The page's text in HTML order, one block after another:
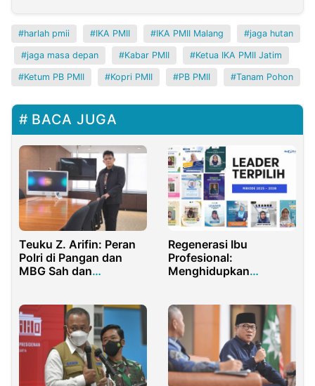
harlah pmii IKA PMII IKA PMII Malang jaga hutan
jaga masa depan Kabar PMII Ketua IKA PMII Jatim
Ketum PB PMII Kopri PMII PB PMII Tanam Pohon
BACA JUGA
Teuku Z. Arifin: Peran
Polri di Pangan dan
MBG Sah dan
Regenerasi Ibu
Profesional:
Menghidupkan
Keputusan